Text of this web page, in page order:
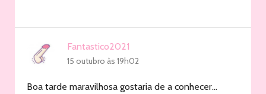
Fantastico2021
15 outubro às 19h02
Boa tarde maravilhosa gostaria de a conhecer…